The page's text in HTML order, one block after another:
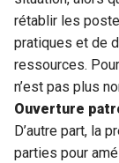
rétablir les
pratiques et de
ressources.
n’est pas plus
Ouverture
D’autre part, la
parties pour